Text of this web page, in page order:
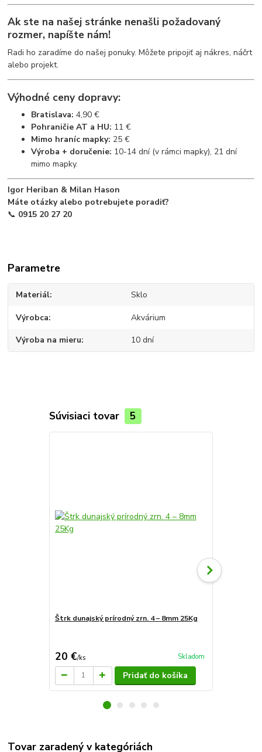
Ak ste na našej stránke nenašli požadovaný
rozmer, napíšte nám!
Radi ho zaradíme do našej ponuky. Môžete pripojiť aj nákres, náčrt
alebo projekt.
Výhodné ceny dopravy:
Bratislava: 4,90 €
Pohraničie AT a HU: 11 €
Mimo hraníc mapky: 25 €
Výroba + doručenie: 10-14 dní (v rámci mapky), 21 dní
mimo mapky.
Igor Heriban & Milan Hason
Máte otázky alebo potrebujete poradiť?
📞 0915 20 27 20
Parametre
Materiál Sklo
Výrobca Akvárium
Výroba na mieru 10 dní
Súvisiaci tovar 5
Štrk dunajský prírodný zrn. 4 – 8mm 25Kg
20 €/ks Skladom
Pridať do košíka
Tovar zaradený v kategóriách